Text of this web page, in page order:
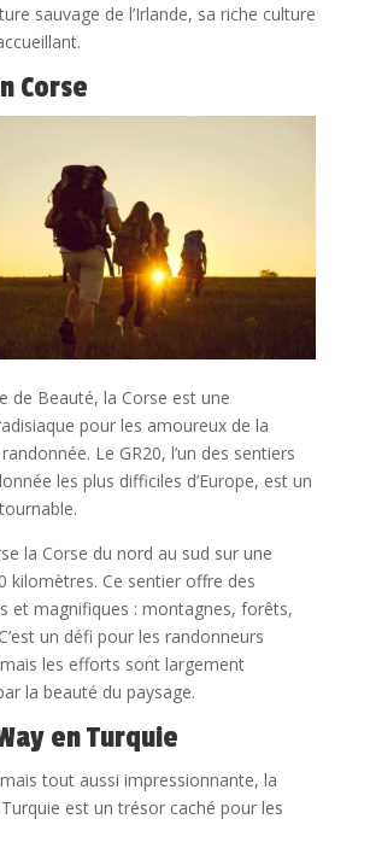
sauvage de l’Irlande, sa riche culture
Corse
de Beauté, la Corse est une
pour les amoureux de la
Le GR20, l’un des sentiers
les plus difficiles d’Europe, est un
la Corse du nord au sud sur une
kilomètres. Ce sentier offre des
et magnifiques : montagnes, forêts,
un défi pour les randonneurs
les efforts sont largement
la beauté du paysage.
en Turquie
tout aussi impressionnante, la
est un trésor caché pour les